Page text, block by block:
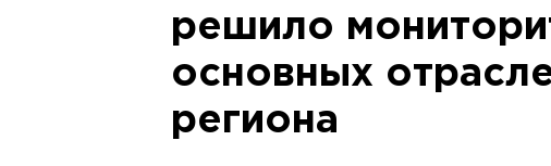
решило
основных
региона